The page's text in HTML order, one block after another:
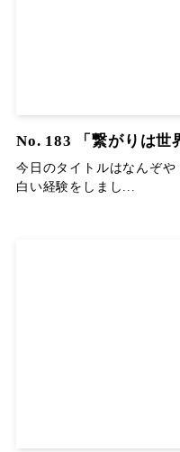
No. 183 「繋がりは世
今日のタイトルはなんぞ
白い経験をしまし...